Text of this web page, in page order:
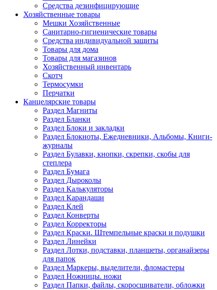
Средства дезинфицирующие
Хозяйственные товары
Мешки Хозяйственные
Санитарно-гигиенические товары
Средства индивидуальной защиты
Товары для дома
Товары для магазинов
Хозяйственный инвентарь
Скотч
Термосумки
Перчатки
Канцелярские товары
Раздел Магниты
Раздел Бланки
Раздел Блоки и закладки
Раздел Блокноты, Ежедневники, Альбомы, Книги-
журналы
Раздел Булавки, кнопки, скрепки, скобы для
степлера
Раздел Бумага
Раздел Дыроколы
Раздел Калькуляторы
Раздел Карандаши
Раздел Клей
Раздел Конверты
Раздел Корректоры
Раздел Краски. Штемпельные краски и подушки
Раздел Линейки
Раздел Лотки, подставки, планшеты, органайзеры
для папок
Раздел Маркеры, выделители, фломастеры
Раздел Ножницы. ножи
Раздел Папки, файлы, скоросшиватели, обложки